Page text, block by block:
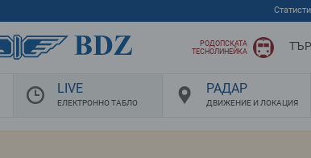
РОДОПСКАТА
ТЕСНОЛИНЕЙКА
LIVE
ЕЛЕКТРОННО ТАБЛО
РАДАР
ДВИЖЕНИЕ И ЛОКАЦИЯ